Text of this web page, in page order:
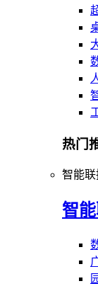
热门
智能联
智